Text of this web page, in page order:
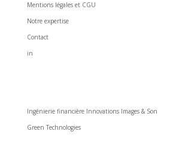
Mentions légales et CGU
Notre expertise
Contact
in
Ingénierie financière Innovations Images & Son
Green Technologies